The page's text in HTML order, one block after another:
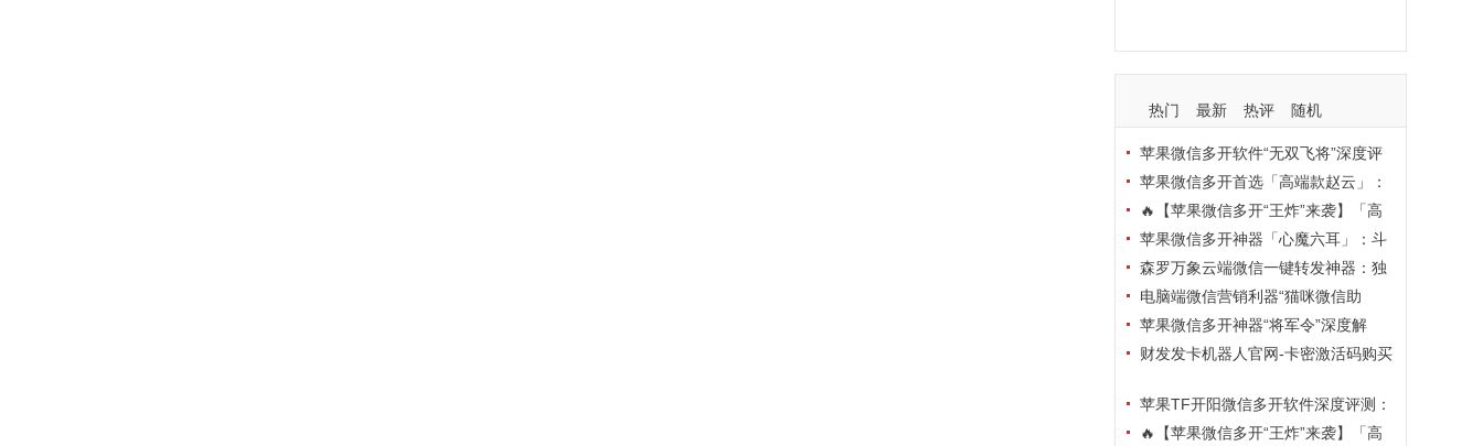
热门 最新 热评 随机
苹果微信多开软件“无双飞将”深度评
测：TF正式码+7天退换，拍拍卡激活
码商城正品保障
苹果微信多开首选「高端款赵云」：
TF正式码+斗战神8073包，7天退换认
准拍拍卡激活码商城
🔥【苹果微信多开“王炸”来袭】「高
端地狱火」—— TF正式码+斗战神807
3包，7天退换，安全防封，多开自由触
手可及！
苹果微信多开神器「心魔六耳」：斗
战神8073包+7天退换，认准拍拍卡激
活码商城
森罗万象云端微信一键转发神器：独
家源码·安全防封·月卡季卡半年卡年卡
授权，7天无理由退换！
电脑端微信营销利器“猫咪微信助
手”深度评测：7大模块功能全解析，多
卡种授权灵活选
苹果微信多开神器“将军令”深度解
析：8073版本包+TF外侧码，微商营销
财发发卡机器人官网-卡密激活码购买
换苹果TF开阳微信多开软件深度评测：
凡尔赛8069包功能全解析，TestFlight
🔥【苹果微信多开“王炸”来袭】「高